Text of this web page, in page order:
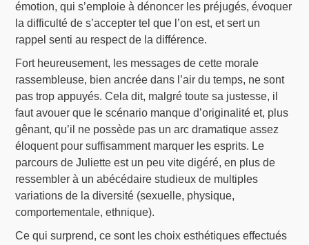
émotion, qui s’emploie à dénoncer les préjugés, évoquer
la difficulté de s’accepter tel que l’on est, et sert un
rappel senti au respect de la différence.
Fort heureusement, les messages de cette morale
rassembleuse, bien ancrée dans l’air du temps, ne sont
pas trop appuyés. Cela dit, malgré toute sa justesse, il
faut avouer que le scénario manque d’originalité et, plus
gênant, qu’il ne possède pas un arc dramatique assez
éloquent pour suffisamment marquer les esprits. Le
parcours de Juliette est un peu vite digéré, en plus de
ressembler à un abécédaire studieux de multiples
variations de la diversité (sexuelle, physique,
comportementale, ethnique).
Ce qui surprend, ce sont les choix esthétiques effectués